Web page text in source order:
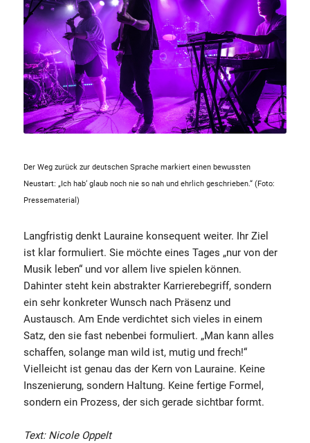
Der Weg zurück zur deutschen Sprache markiert einen bewussten
Neustart: „Ich hab‘ glaub noch nie so nah und ehrlich geschrieben.“ (Foto:
Pressematerial)
Langfristig denkt Lauraine konsequent weiter. Ihr Ziel
ist klar formuliert. Sie möchte eines Tages „nur von der
Musik leben“ und vor allem live spielen können.
Dahinter steht kein abstrakter Karrierebegriff, sondern
ein sehr konkreter Wunsch nach Präsenz und
Austausch. Am Ende verdichtet sich vieles in einem
Satz, den sie fast nebenbei formuliert. „Man kann alles
schaffen, solange man wild ist, mutig und frech!“
Vielleicht ist genau das der Kern von Lauraine. Keine
Inszenierung, sondern Haltung. Keine fertige Formel,
sondern ein Prozess, der sich gerade sichtbar formt.
Text: Nicole Oppelt